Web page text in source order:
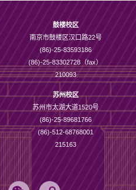
鼓楼校区
南京市鼓楼区汉口路22号
(86)-25-83593186
(86)-25-83302728（fax）
210093
苏州校区
苏州市太湖大道1520号
(86)-25-89681766
(86)-512-68768001
215163